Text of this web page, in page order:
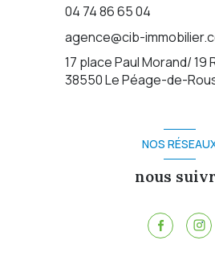
04 74 86 65 04
agence@cib-
17 place Paul Morand/ 19
38550Le Péage-de-
NOS
nous